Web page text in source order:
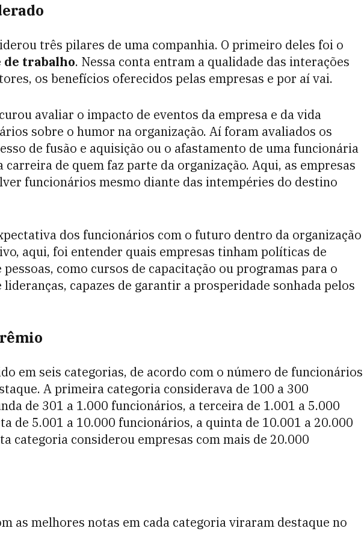
três pilares de uma companhia. O primeiro deles foi o
de trabalho. Nessa conta entram a qualidade das interações
os benefícios oferecidos pelas empresas e por aí vai.
avaliar o impacto de eventos da empresa e da vida
sobre o humor na organização. Aí foram avaliados os
de fusão e aquisição ou o afastamento de uma funcionária
de quem faz parte da organização. Aqui, as empresas
funcionários mesmo diante das intempéries do destino
dos funcionários com o futuro dentro da organização
aqui, foi entender quais empresas tinham políticas de
como cursos de capacitação ou programas para o
capazes de garantir a prosperidade sonhada pelos
em seis categorias, de acordo com o número de funcionários
A primeira categoria considerava de 100 a 300
de 301 a 1.000 funcionários, a terceira de 1.001 a 5.000
de 5.001 a 10.000 funcionários, a quinta de 10.001 a 20.000
categoria considerou empresas com mais de 20.000
as melhores notas em cada categoria viraram destaque no